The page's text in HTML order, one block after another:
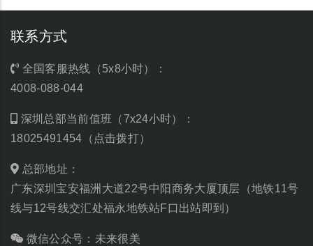
联系方式
全国客服热线（5x8小时）：
4008-088-044
深圳总部当前值班（7x24小时）：
18025491454（点击拨打）
总部地址：
广东深圳宝安福洲大道22号中阳商务大厦顶层（地铁11号
线与12号线交汇处福永地铁站F口出站即到）
微信公众号：未来很美